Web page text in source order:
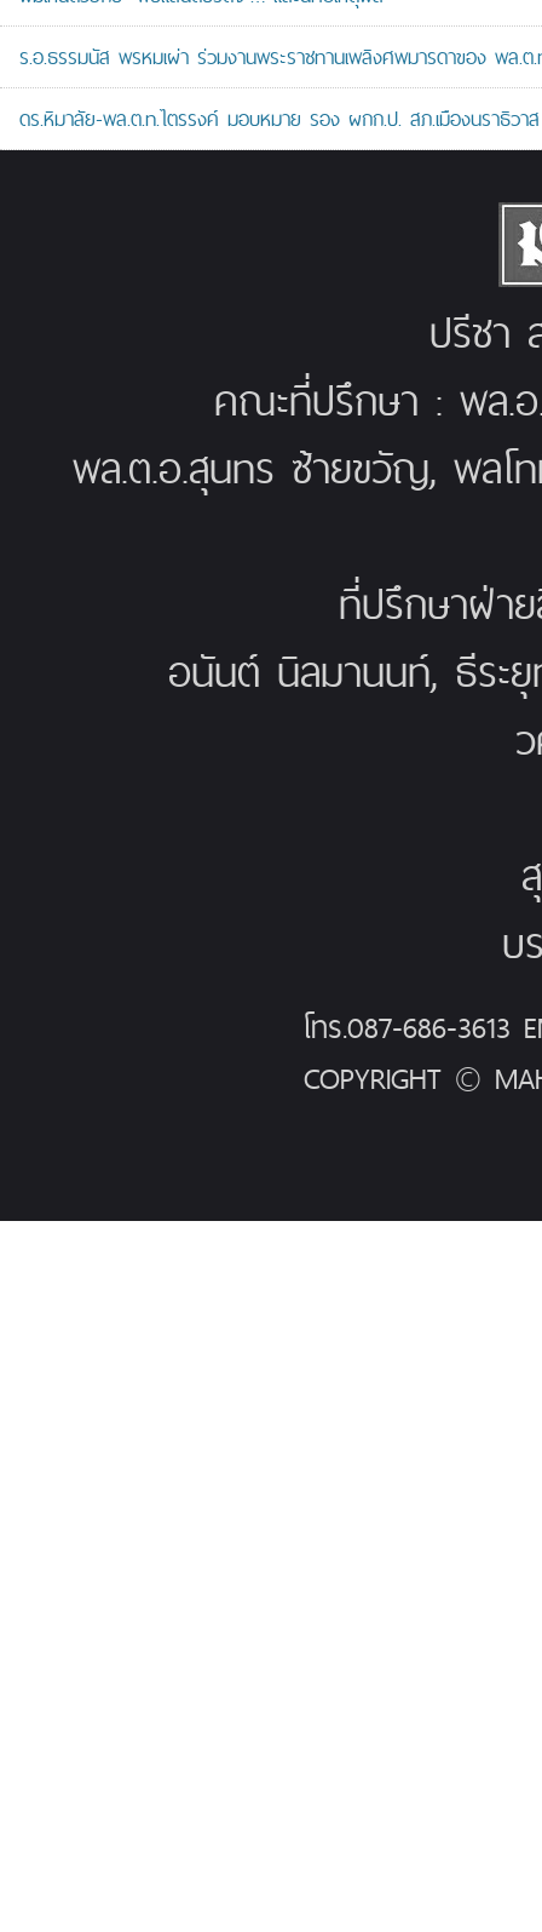
ร.อ.ธรรมนัส พรหมเผ่า ร่วมงานพระราชทานเพลิงศพมารดาของ พล.
ดร.หิมาลัย-พล.ต.ท.ไตรรงค์ มอบหมาย รอง ผกก.ป. สภ.เมืองนราธิว
ปรีชา
คณะที่ปรึกษา : พล.
พล.ต.อ.สุนทร ซ้ายขวัญ, พล
ที่ปรึกษาฝ่า
อนันต์ นิลมานนท์, ธีร
บ
โทร.087-686-3613
COPYRIGHT ©